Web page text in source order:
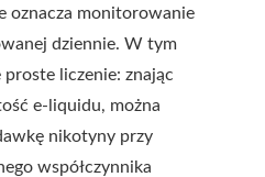
oznacza monitorowanie
dziennie. W tym
liczenie: znając
e-liquidu, można
nikotyny przy
współczynnika